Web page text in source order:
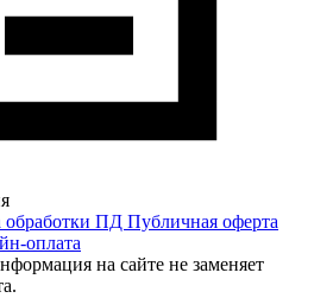
обработки ПД Публичная оферта
оплата
на сайте не заменяет